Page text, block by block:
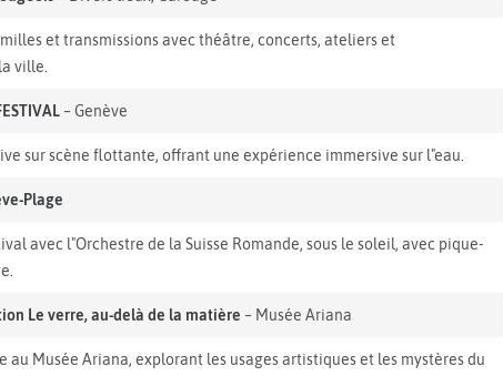
et transmissions avec théâtre, concerts, ateliers et
ville.
– Genève
sur scène flottante, offrant une expérience immersive sur l"eau.
Plage
avec l"Orchestre de la Suisse Romande, sous le soleil, avec pique-
Le verre, au-delà de la matière – Musée Ariana
au Musée Ariana, explorant les usages artistiques et les mystères du